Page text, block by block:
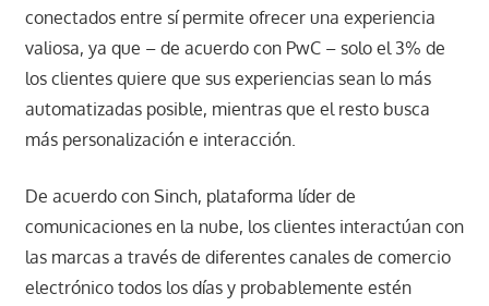
conectados entre sí permite ofrecer una experiencia
valiosa, ya que – de acuerdo con PwC – solo el 3% de
los clientes quiere que sus experiencias sean lo más
automatizadas posible, mientras que el resto busca
más personalización e interacción.
De acuerdo con Sinch, plataforma líder de
comunicaciones en la nube, los clientes interactúan con
las marcas a través de diferentes canales de comercio
electrónico todos los días y probablemente estén